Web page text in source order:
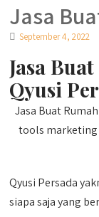
Jasa
September 4, 2022
Jasa
Qyusi
Jasa Buat
tools marketing
Qyusi Persada
siapa saja yang